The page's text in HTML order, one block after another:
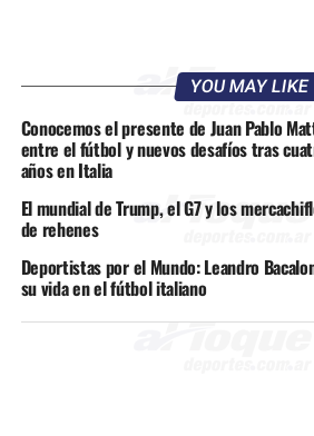
YOU MAY LIKE
Conocemos el presente de Juan Pablo
entre el fútbol y nuevos desafíos tras
años en Italia
El mundial de Trump, el G7 y los
de rehenes
Deportistas por el Mundo: Leandro
su vida en el fútbol italiano